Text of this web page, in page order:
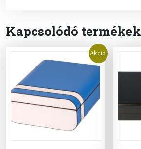
Kapcsolódó termékek
Akció!